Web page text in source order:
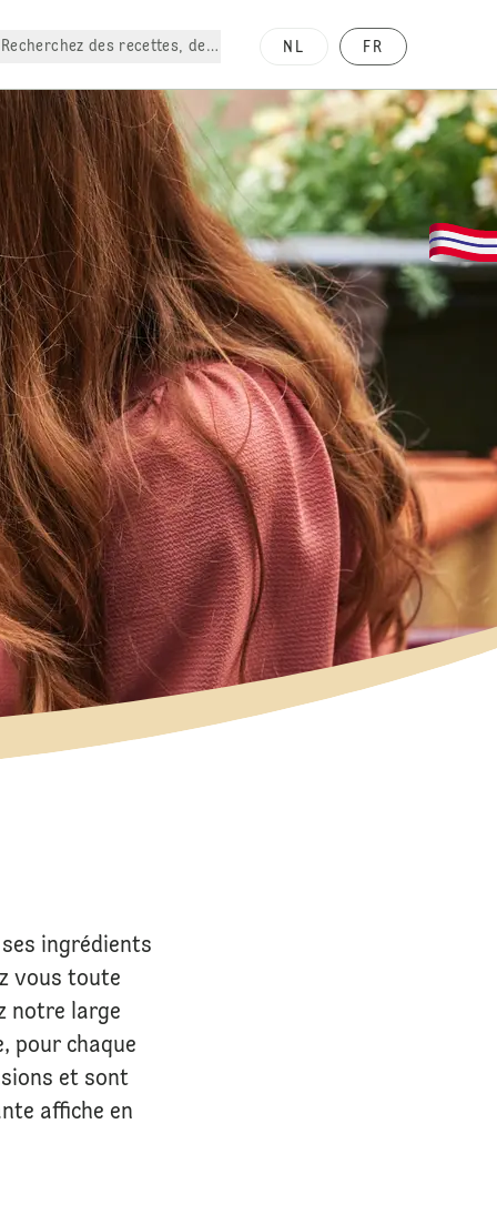
Recherchez des recettes, des produits, etc.
NL FR
ingrédients
vous toute
notre large
pour chaque
et sont
affiche en